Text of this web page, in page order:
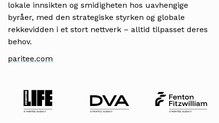
lokale innsikten og smidigheten hos uavhengige
byråer, med den strategiske styrken og globale
rekkevidden i et stort nettverk – alltid tilpasset deres
behov.
paritee.com